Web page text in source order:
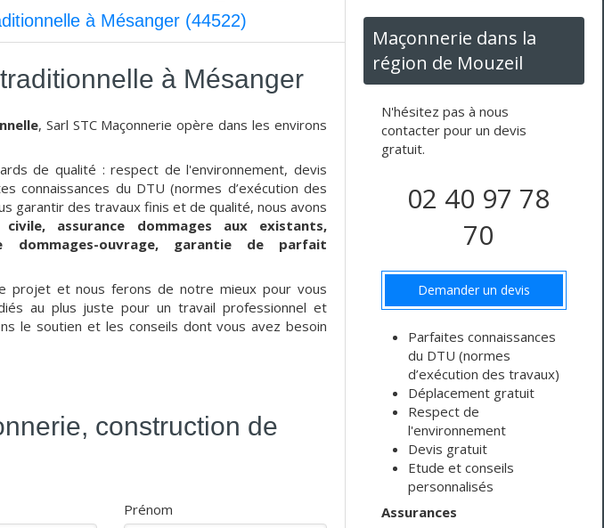
à Mésanger (44522)
à Mésanger
, Sarl STC Maçonnerie opère dans les environs
de qualité : respect de l'environnement, devis
connaissances du DTU (normes d’exécution des
garantir des travaux finis et de qualité, nous avons
civile, assurance dommages aux existants,
dommages-ouvrage, garantie de parfait
projet et nous ferons de notre mieux pour vous
au plus juste pour un travail professionnel et
le soutien et les conseils dont vous avez besoin
construction de
Prénom
Maçonnerie dans la
région de Mouzeil
N'hésitez pas à nous
contacter pour un devis
gratuit.
02 40 97 78
70
Demander un devis
Parfaites connaissances
du DTU (normes
d’exécution des travaux)
Déplacement gratuit
Respect de
l'environnement
Devis gratuit
Etude et conseils
personnalisés
Assurances